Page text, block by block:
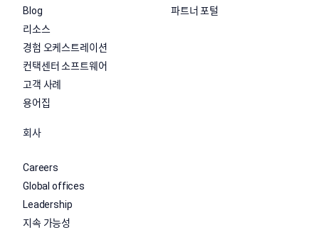
Blog
리소스
경험 오케스트레이션
컨택센터 소프트웨어
고객 사례
용어집
파트너 포털
회사
Careers
Global offices
Leadership
지속 가능성